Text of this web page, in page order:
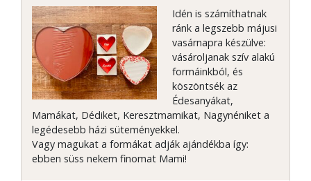
Idén is számíthatnak
ránk a legszebb májusi
vasárnapra készülve:
vásároljanak szív alakú
formáinkból, és
köszöntsék az
Édesanyákat,
Mamákat, Dédiket, Keresztmamikat, Nagynéniket a
legédesebb házi süteményekkel.
Vagy magukat a formákat adják ajándékba így:
ebben süss nekem finomat Mami!